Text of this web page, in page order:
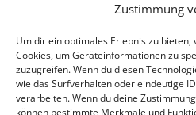
Zustimmung
Um dir ein optimales Erlebnis zu
Cookies, um Geräteinformationen zu
zuzugreifen. Wenn du diesen
wie das Surfverhalten oder eindeutige
verarbeiten. Wenn du deine
können bestimmte Merkmale und
Schneeräumung
Eisglättebekämpfung